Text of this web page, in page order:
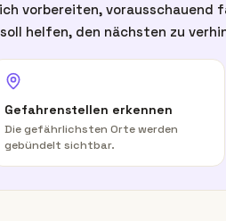
vorbereiten, vorausschauend
helfen, den nächsten zu
Gefahrenstellen erkennen
Die gefährlichsten Orte werden
gebündelt sichtbar.